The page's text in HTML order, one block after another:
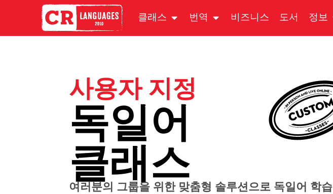
클래스 번역 비즈니스 도서 정보
사용자 지정
독일어
클래스
여러분의 그룹을 위한 맞춤형 솔루션으로 독일어 학습